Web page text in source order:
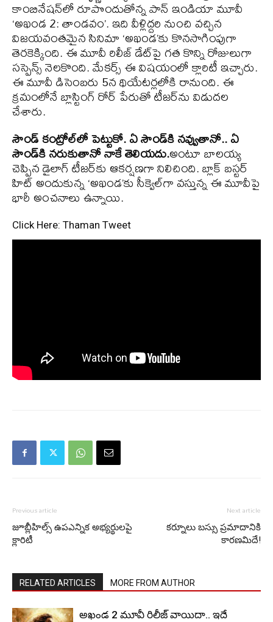
కాంబినేషన్‌లో రూపొందుతోన్న పాన్‌ ఇండియా మూవీ
‘అఖండ 2: తాండవం’. ఇది వీళ్లిద్దరి నుంచి వచ్చిన
విజయవంతమైన సినిమా ‘అఖండ’కు కొనసాగింపుగా
తెరకెక్కింది. ఈ మూవీ రిలీజ్ డేట్‌పై గత కొన్ని రోజులుగా
సస్పెన్స్ నెలకొంది. మేకర్స్ ఈ విషయంలో క్లారిటీ ఇచ్చారు.
ఈ మూవీ డిసెంబరు 5న థియేటర్లలోకి రానుంది. ఈ
క్రమంలోనే బ్లాస్టింగ్‌ రోర్‌ పేరుతో టీజర్‌ను విడుదల
చేశారు.
సౌండ్‌ కంట్రోల్‌లో పెట్టుకో. ఏ సౌండ్‌కి నవ్వుతానో.. ఏ
సౌండ్‌కి నరుకుతానో నాకే తెలియదు.అంటూ బాలయ్య
చెప్పిన డైలాగ్‌ టీజర్‌కు ఆకర్షణగా నిలిచింది. బ్లాక్ బస్టర్
హిట్ అందుకున్న ‘అఖండ’కు సీక్వెల్‌గా వస్తున్న ఈ మూవీపై
భారీ అంచనాలు ఉన్నాయి.
Click Here: Thaman Tweet
Previous article
జూబ్లీహిల్స్ ఉపఎన్నిక అభ్యర్థులపై
క్లారిటీ
Next article
కర్నూలు బస్సు ప్రమాదానికి
కారణమిదే!
RELATED ARTICLES MORE FROM AUTHOR
అఖండ 2 మూవీ రిలీజ్ వాయిదా.. ఇదే